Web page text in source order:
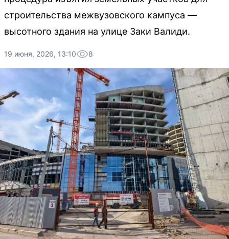
строительства межвузовского кампуса —
высотного здания на улице Заки Валиди.
19 июня, 2026, 13:10 8